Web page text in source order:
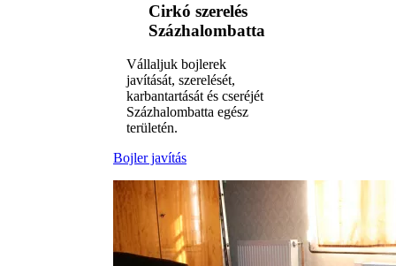
Cirkó szerelés
Százhalombatta
Vállaljuk bojlerek
javítását, szerelését,
karbantartását és cseréjét
Százhalombatta egész
területén.
Bojler javítás